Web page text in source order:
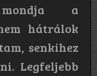
a
hátrálok
senkihez
Legfeljebb